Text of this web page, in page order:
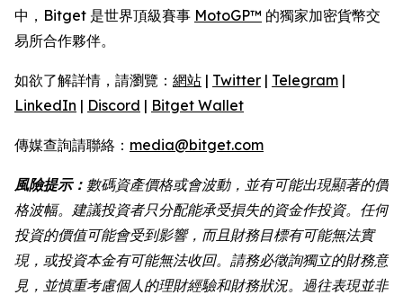
中，Bitget 是世界頂級賽事 MotoGP™ 的獨家加密貨幣交
易所合作夥伴。
如欲了解詳情，請瀏覽： 網站 | Twitter | Telegram |
LinkedIn | Discord | Bitget Wallet
傳媒查詢請聯絡： media@bitget.com
風險提示： 數碼資產價格或會波動，並有可能出現顯著的價
格波幅。建議投資者只分配能承受損失的資金作投資。任何
投資的價值可能會受到影響，而且財務目標有可能無法實
現，或投資本金有可能無法收回。請務必徵詢獨立的財務意
見，並慎重考慮個人的理財經驗和財務狀況。過往表現並非